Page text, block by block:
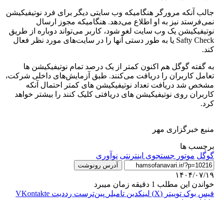
جالب آنکه مرورگر هنگامیکه وب سایتی دیگر برای فرد نوتیفیکیشن
نمی‌فرستد نیز به او اطلاع می‌دهد. هنگامیکه مجوز ارسال
نوتیفیکیشن یک وب سایت لغو شود، کاربر می‌تواند دوباره از طریق
Safty Check یا به طور دستی آنها را در سایت‌های مورد نظر فعال
کند.
به گفته گوگل هم اکنون کمتر از یک درصد تمام نوتیفیکیشن ها
تعامل کاربران را دریافت می‌کنند. طبق آزمایش‌های داخلی شرکت،
مشخص شد دریافت تعداد نوتیفیکیشن های کمتر احتمال آنکه
کاربران روی نوتیفیکیشن های دریافتی کلیک کنند را بیشتر خواهد
کرد.
منبع خبرگزاری مهر
برچسب ها
گوگل موتور جستجوی اینترنتی نوآوری
آدرس رونوشت
۱۴۰۴/۰۷/۱۹
خواندن این مطلب 1 دقیقه زمان میبرد
فیس بوک توییتر (X) لینکدین ‫تامبلر ‫پین‌ترست ‫رددیت ‫VKontakte